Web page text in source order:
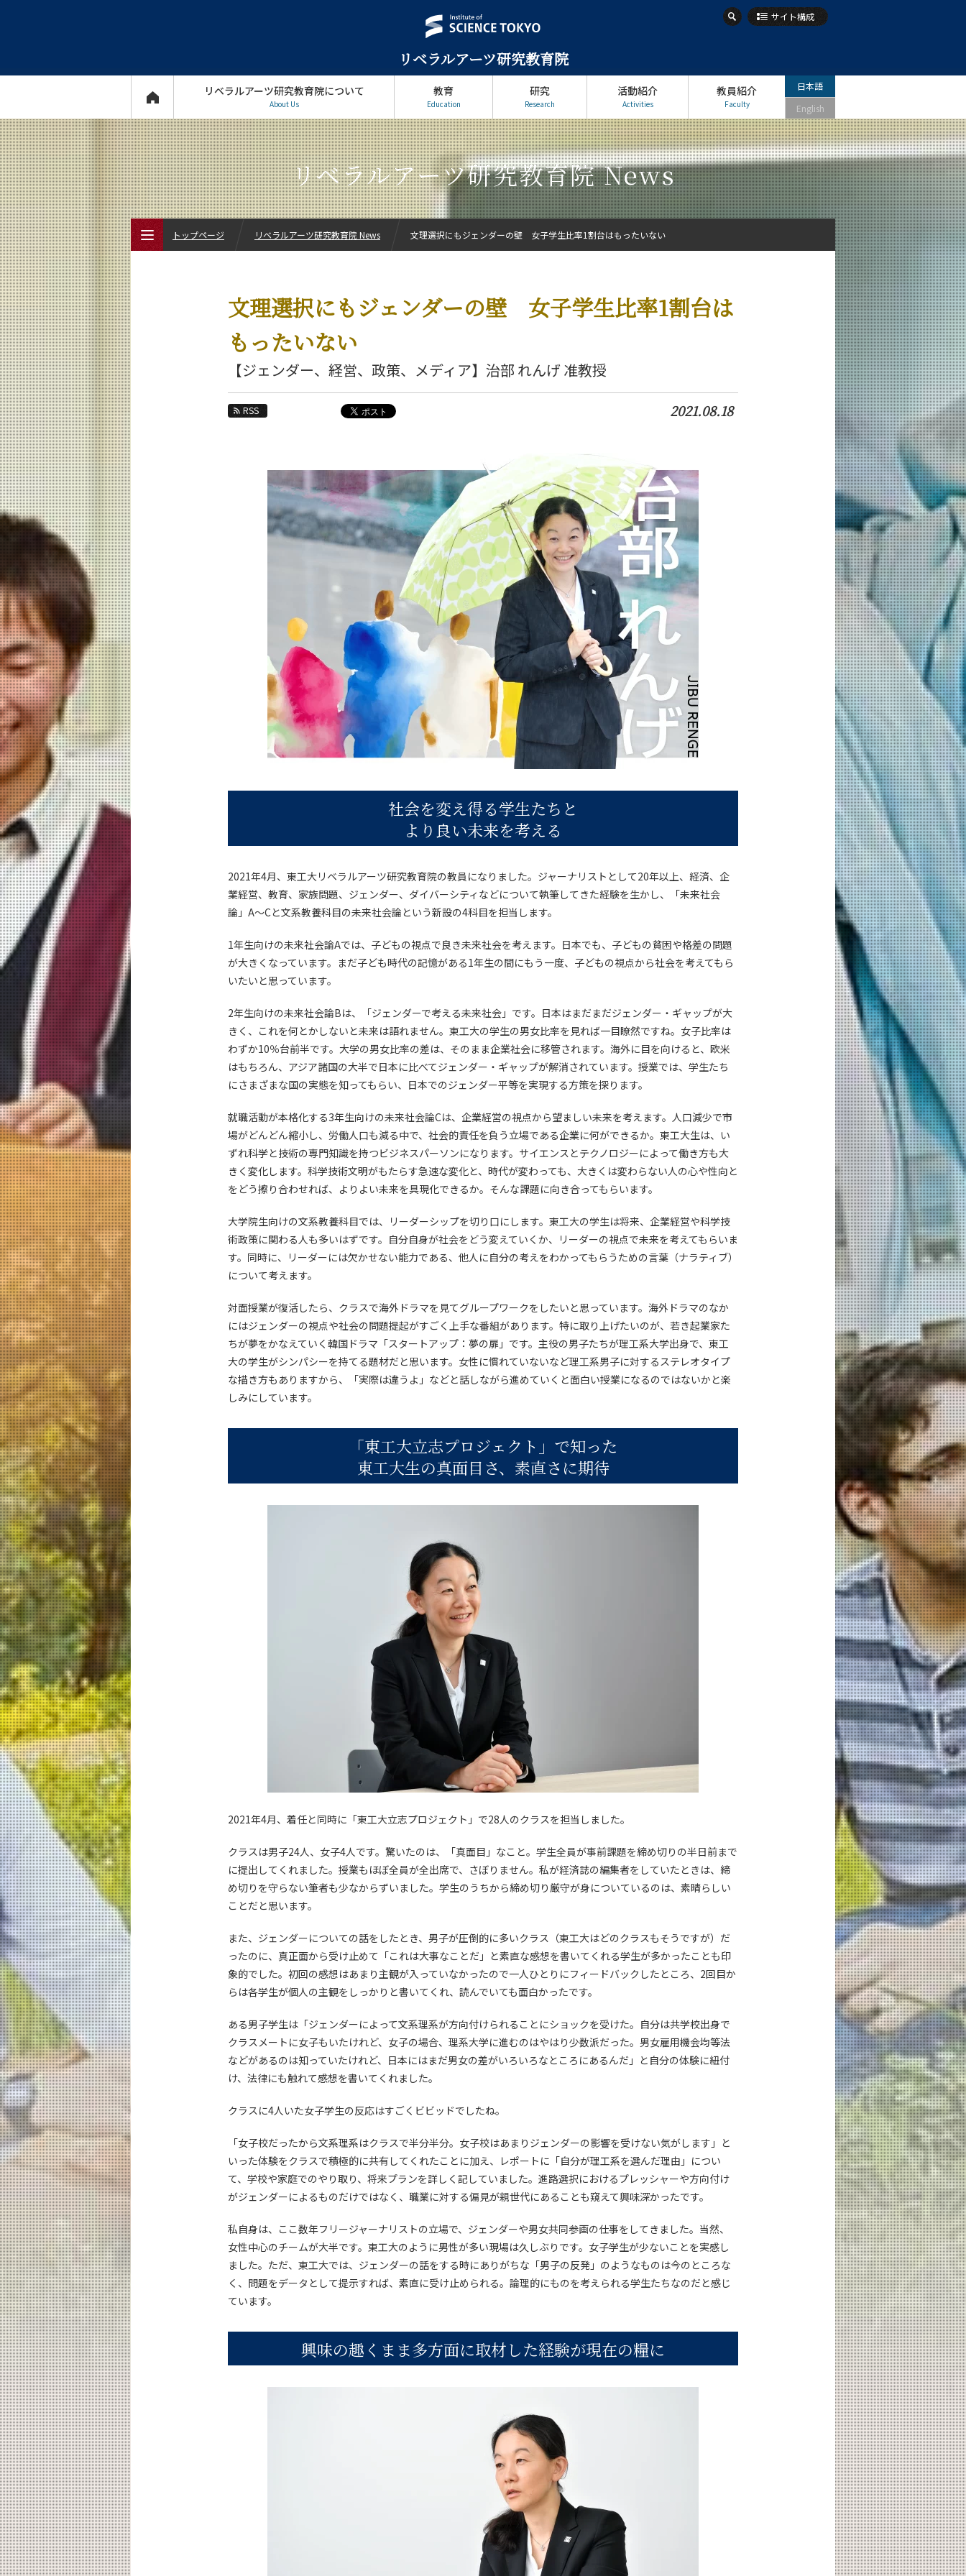
リベラルアーツ研究教育院
サイト構成
リベラルアーツ研究教育院について
About Us
教育
Education
研究
Research
活動紹介
Activities
教員紹介
Faculty
日本語
English
リベラルアーツ研究教育院 News
文理選択にもジェンダーの壁 女子学生比率1割台は
もったいない
【ジェンダー、経営、政策、メディア】治部 れんげ 准教授
RSS 2021.08.18
社会を変え得る学生たちと
より良い未来を考える
2021年4月、東工大リベラルアーツ研究教育院の教員になりました。ジャーナリストとして20年以上、経済、企
業経営、教育、家族問題、ジェンダー、ダイバーシティなどについて執筆してきた経験を生かし、「未来社会
論」A～Cと文系教養科目の未来社会論という新設の4科目を担当します。
1年生向けの未来社会論Aでは、子どもの視点で良き未来社会を考えます。日本でも、子どもの貧困や格差の問題
が大きくなっています。まだ子ども時代の記憶がある1年生の間にもう一度、子どもの視点から社会を考えてもら
いたいと思っています。
2年生向けの未来社会論Bは、「ジェンダーで考える未来社会」です。日本はまだまだジェンダー・ギャップが大
きく、これを何とかしないと未来は語れません。東工大の学生の男女比率を見れば一目瞭然ですね。女子比率は
わずか10％台前半です。大学の男女比率の差は、そのまま企業社会に移管されます。海外に目を向けると、欧米
はもちろん、アジア諸国の大半で日本に比べてジェンダー・ギャップが解消されています。授業では、学生たち
にさまざまな国の実態を知ってもらい、日本でのジェンダー平等を実現する方策を探ります。
就職活動が本格化する3年生向けの未来社会論Cは、企業経営の視点から望ましい未来を考えます。人口減少で市
場がどんどん縮小し、労働人口も減る中で、社会的責任を負う立場である企業に何ができるか。東工大生は、い
ずれ科学と技術の専門知識を持つビジネスパーソンになります。サイエンスとテクノロジーによって働き方も大
きく変化します。科学技術文明がもたらす急速な変化と、時代が変わっても、大きくは変わらない人の心や性向と
をどう擦り合わせれば、よりよい未来を具現化できるか。そんな課題に向き合ってもらいます。
大学院生向けの文系教養科目では、リーダーシップを切り口にします。東工大の学生は将来、企業経営や科学技
術政策に関わる人も多いはずです。自分自身が社会をどう変えていくか、リーダーの視点で未来を考えてもらいま
す。同時に、リーダーには欠かせない能力である、他人に自分の考えをわかってもらうための言葉（ナラティブ）
について考えます。
対面授業が復活したら、クラスで海外ドラマを見てグループワークをしたいと思っています。海外ドラマのなか
にはジェンダーの視点や社会の問題提起がすごく上手な番組があります。特に取り上げたいのが、若き起業家た
ちが夢をかなえていく韓国ドラマ「スタートアップ：夢の扉」です。主役の男子たちが理工系大学出身で、東工
大の学生がシンパシーを持てる題材だと思います。女性に慣れていないなど理工系男子に対するステレオタイプ
な描き方もありますから、「実際は違うよ」などと話しながら進めていくと面白い授業になるのではないかと楽
しみにしています。
「東工大立志プロジェクト」で知った
東工大生の真面目さ、素直さに期待
2021年4月、着任と同時に「東工大立志プロジェクト」で28人のクラスを担当しました。
クラスは男子24人、女子4人です。驚いたのは、「真面目」なこと。学生全員が事前課題を締め切りの半日前まで
に提出してくれました。授業もほぼ全員が全出席で、さぼりません。私が経済誌の編集者をしていたときは、締
め切りを守らない筆者も少なからずいました。学生のうちから締め切り厳守が身についているのは、素晴らしい
ことだと思います。
また、ジェンダーについての話をしたとき、男子が圧倒的に多いクラス（東工大はどのクラスもそうですが）だ
ったのに、真正面から受け止めて「これは大事なことだ」と素直な感想を書いてくれる学生が多かったことも印
象的でした。初回の感想はあまり主観が入っていなかったので一人ひとりにフィードバックしたところ、2回目か
らは各学生が個人の主観をしっかりと書いてくれ、読んでいても面白かったです。
ある男子学生は「ジェンダーによって文系理系が方向付けられることにショックを受けた。自分は共学校出身で
クラスメートに女子もいたけれど、女子の場合、理系大学に進むのはやはり少数派だった。男女雇用機会均等法
などがあるのは知っていたけれど、日本にはまだ男女の差がいろいろなところにあるんだ」と自分の体験に紐付
け、法律にも触れて感想を書いてくれました。
クラスに4人いた女子学生の反応はすごくビビッドでしたね。
「女子校だったから文系理系はクラスで半分半分。女子校はあまりジェンダーの影響を受けない気がします」と
いった体験をクラスで積極的に共有してくれたことに加え、レポートに「自分が理工系を選んだ理由」につい
て、学校や家庭でのやり取り、将来プランを詳しく記していました。進路選択におけるプレッシャーや方向付け
がジェンダーによるものだけではなく、職業に対する偏見が親世代にあることも窺えて興味深かったです。
私自身は、ここ数年フリージャーナリストの立場で、ジェンダーや男女共同参画の仕事をしてきました。当然、
女性中心のチームが大半です。東工大のように男性が多い現場は久しぶりです。女子学生が少ないことを実感し
ました。ただ、東工大では、ジェンダーの話をする時にありがちな「男子の反発」のようなものは今のところな
く、問題をデータとして提示すれば、素直に受け止められる。論理的にものを考えられる学生たちなのだと感じ
ています。
興味の趣くまま多方面に取材した経験が現在の糧に
トップページ リベラルアーツ研究教育院 News 文理選択にもジェンダーの壁 女子学生比率1割台はもったいない
リベラルアーツ研究教育院について